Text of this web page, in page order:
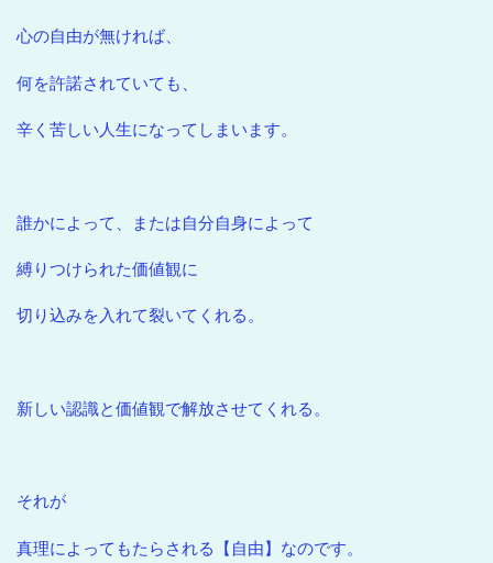
心の自由が無ければ、
何を許諾されていても、
辛く苦しい人生になってしまいます。
誰かによって、または自分自身によって
縛りつけられた価値観に
切り込みを入れて裂いてくれる。
新しい認識と価値観で解放させてくれる。
それが
真理によってもたらされる【自由】なのです。